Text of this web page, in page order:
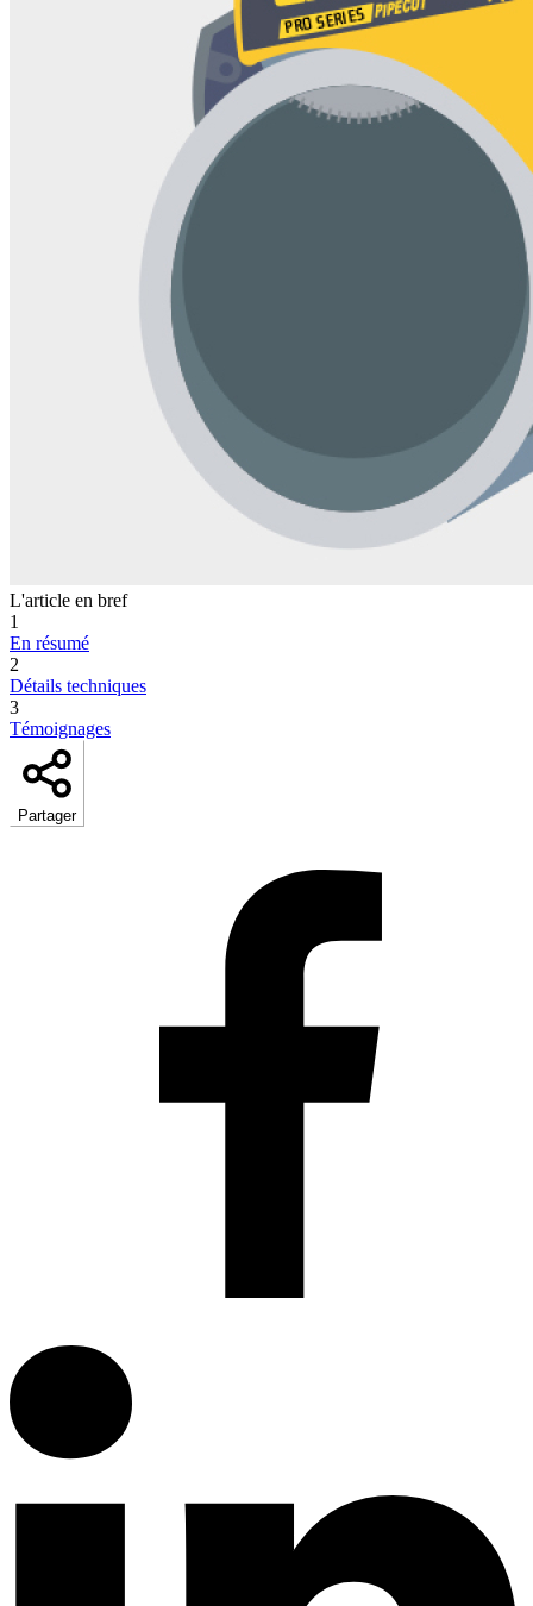
L'article en bref
1
En résumé
2
Détails techniques
3
Témoignages
Partager